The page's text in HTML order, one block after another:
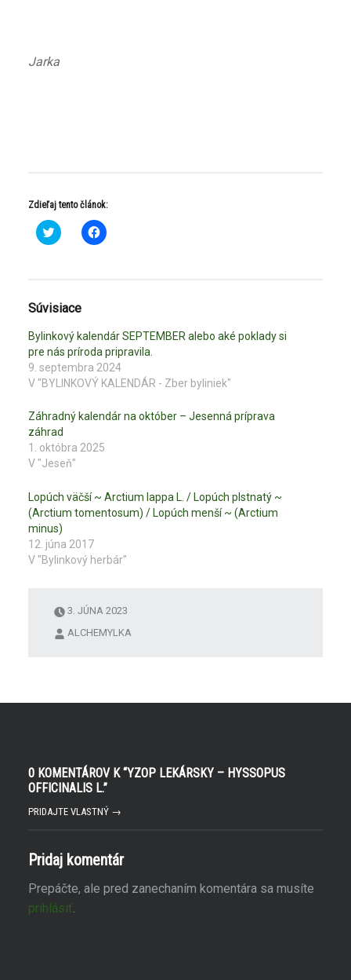
Jarka
Zdieľaj tento článok:
K
l
e
p
e
z
d
i
e
ľ
i
e
n
a
s
l
b
T
w
i
t
t
e
t
v
o
r
o
e
)
K
l
e
z
d
i
e
ľ
i
e
a
F
b
o
O
t
í
s
a
v
o
Súvisiace
Bylinkový kalendár SEPTEMBER alebo aké poklady si
pre nás príroda pripravila.
9. septembra 2024
V "BYLINKOVÝ KALENDÁR - Zber byliniek"
Záhradný kalendár na október – Jesenná príprava
záhrad
1. októbra 2025
V "Jeseň"
Lopúch väčší ~ Arctium lappa L. / Lopúch plstnatý ~
(Arctium tomentosum) / Lopúch menší ~ (Arctium
minus)
12. júna 2017
V "Bylinkový herbár"
3. JÚNA 2023
ALCHEMYLKA
0 KOMENTÁROV K “YZOP LEKÁRSKY – HYSSOPUS
OFFICINALIS L.”
PRIDAJTE VLASTNÝ →
Pridaj komentár
Prepáčte, ale pred zanechaním komentára sa musíte
prihlásiť.